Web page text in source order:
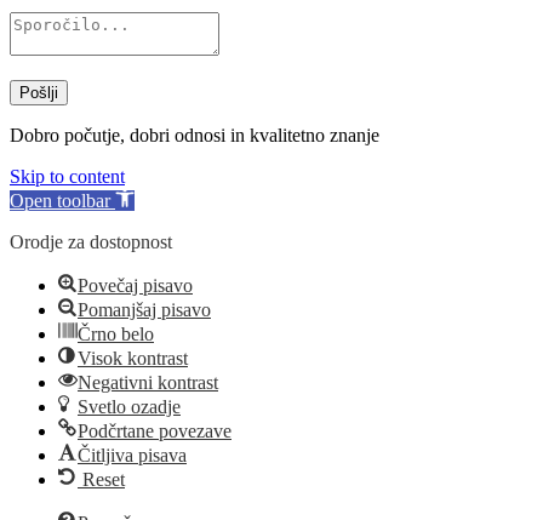
Pošlji
Dobro počutje, dobri odnosi in kvalitetno znanje
Skip to content
Open toolbar
Orodje za dostopnost
Povečaj pisavo
Pomanjšaj pisavo
Črno belo
Visok kontrast
Negativni kontrast
Svetlo ozadje
Podčrtane povezave
Čitljiva pisava
Reset